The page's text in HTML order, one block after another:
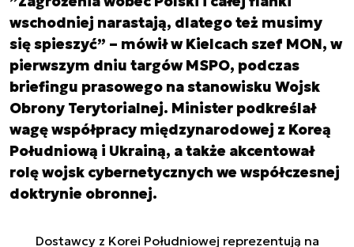
wschodniej narastają, dlatego też musimy
się spieszyć” – mówił w Kielcach szef MON, w
pierwszym dniu targów MSPO, podczas
briefingu prasowego na stanowisku Wojsk
Obrony Terytorialnej. Minister podkreślał
wagę współpracy międzynarodowej z Koreą
Południową i Ukrainą, a także akcentował
rolę wojsk cybernetycznych we współczesnej
doktrynie obronnej.
Dostawcy z Korei Południowej reprezentują na